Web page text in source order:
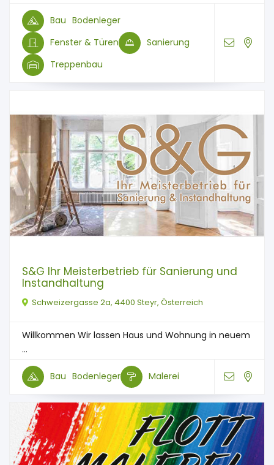
Bau Bodenleger
Fenster & Türen
Sanierung
Treppenbau
S&G Ihr Meisterbetrieb für Sanierung und
Instandhaltung
Schweizergasse 2a, 4400 Steyr, Österreich
Willkommen Wir lassen Haus und Wohnung in neuem
...
Bau Bodenleger Malerei